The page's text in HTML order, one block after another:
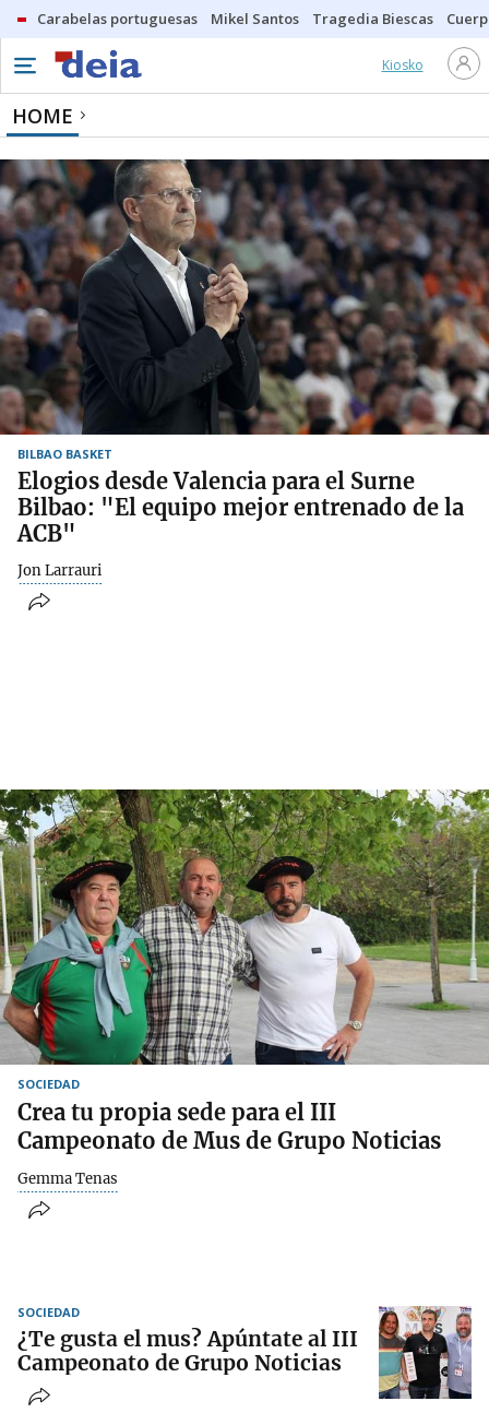
Carabelas portuguesas Mikel Santos Tragedia Biescas
Kiosko
HOME
BILBAO BASKET
Elogios desde Valencia para el Surne
Bilbao: "El equipo mejor entrenado de la
ACB"
Jon Larrauri
SOCIEDAD
Crea tu propia sede para el III
Campeonato de Mus de Grupo Noticias
Gemma Tenas
SOCIEDAD
¿Te gusta el mus? Apúntate al III
Campeonato de Grupo Noticias